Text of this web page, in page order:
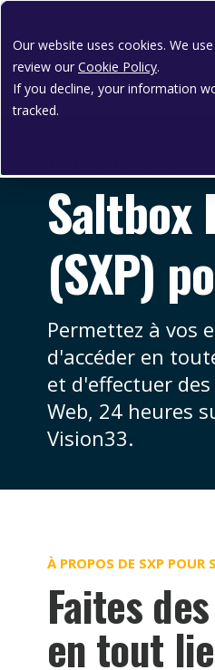
Our website uses cookies. We
review our Cookie Policy.
If you decline, your information
tracked.
Saltbox
(SXP)
Permettez à vos
d'accéder en
et d'effectuer
Web, 24 heures
Vision33.
À PROPOS DE SXP POUR
Faites
en tout